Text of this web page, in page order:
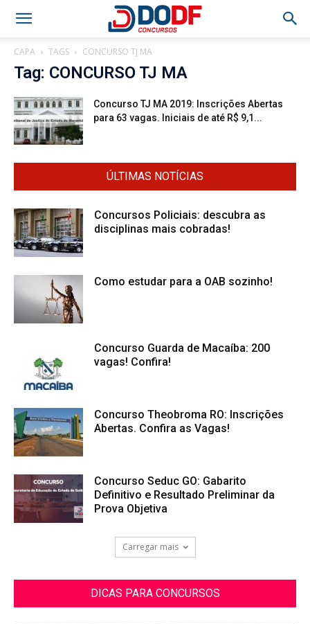
CAPA TAGS CONCURSO TJ MA
Tag: CONCURSO TJ MA
Concurso TJ MA 2019: Inscrições Abertas
para 63 vagas. Iniciais de até R$ 9,1...
ÚLTIMAS NOTÍCIAS
Concursos Policiais: descubra as
disciplinas mais cobradas!
Como estudar para a OAB sozinho!
Concurso Guarda de Macaíba: 200
vagas! Confira!
Concurso Theobroma RO: Inscrições
Abertas. Confira as Vagas!
Concurso Seduc GO: Gabarito
Definitivo e Resultado Preliminar da
Prova Objetiva
Carregar mais
DICAS PARA CONCURSOS